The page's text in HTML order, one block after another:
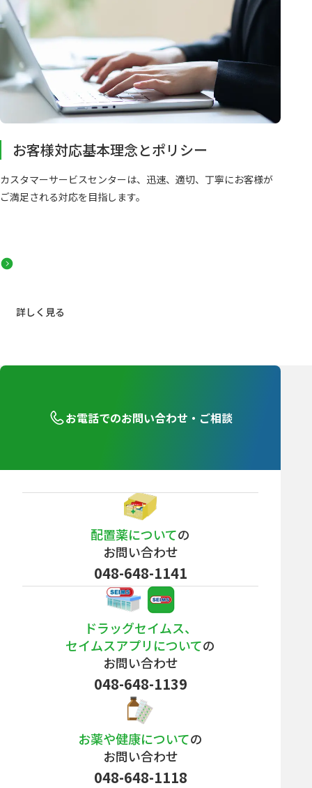
お客様対応基本理念とポリシー
カスタマーサービスセンターは、迅速、適切、丁寧にお客様が
ご満足される対応を目指します。
詳しく見る
お電話でのお問い合わせ・ご相談
配置薬についての
お問い合わせ
048-648-1141
ドラッグセイムス、
セイムスアプリについての
お問い合わせ
048-648-1139
お薬や健康についての
お問い合わせ
048-648-1118